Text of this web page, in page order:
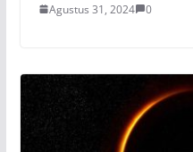
Agustus 31, 2024 0